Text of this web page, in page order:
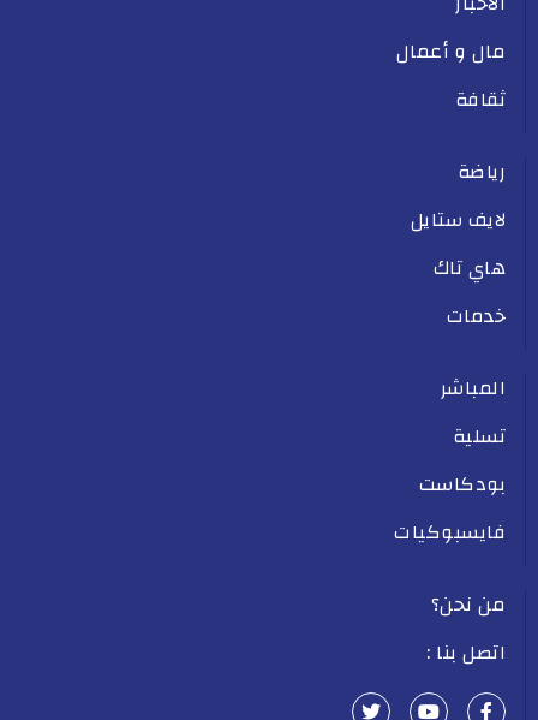
مال و أعمال
ثقافة
رياضة
لايف ستايل
هاي تاك
خدمات
المباشر
تسلية
بودكاست
فايسبوكيات
من نحن؟
اتصل بنا :